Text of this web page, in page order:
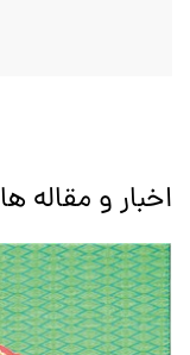
اخبار و مقاله ها